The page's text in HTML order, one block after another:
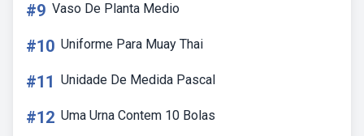
#9 Vaso De Planta Medio
#10 Uniforme Para Muay Thai
#11 Unidade De Medida Pascal
#12 Uma Urna Contem 10 Bolas